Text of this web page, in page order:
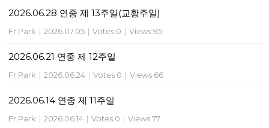
2026.06.28 연중 제 13주일(교황주일)
Fr.Park | 2026.07.05 | Votes 0 | Views 95
2026.06.21 연중 제 12주일
Fr.Park | 2026.06.24 | Votes 0 | Views 66
2026.06.14 연중 제 11주일
Fr.Park | 2026.06.14 | Votes 0 | Views 77